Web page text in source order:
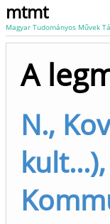
mtmt
Magyar Tudományos Művek
A
N.,